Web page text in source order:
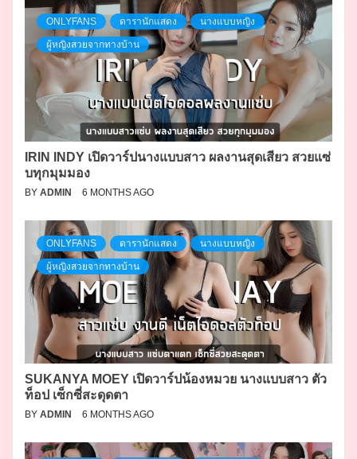
ONLYFANS ดารานักแสดง นางแบบหญิง
ผู้หญิงสวยจากทางบ้าน
IRIN INDY เปิดวาร์ปนางแบบสาว ผลงานสุดเสียว สวยแซ่
บทุกมุมมอง
BY ADMIN 6 MONTHS AGO
ONLYFANS ดารานักแสดง นางแบบหญิง
ผู้หญิงสวยจากทางบ้าน
SUKANYA MOEY เปิดวาร์ปน้องหมวย นางแบบสาว ตัว
ท็อป เซ็กซี่สะดุดตา
BY ADMIN 6 MONTHS AGO